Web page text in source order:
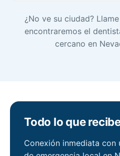
¿No ve su ciudad?
encontraremos el
cercano en
Todo lo que
Conexión inmediata con